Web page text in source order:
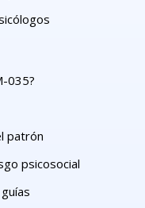
035?
patrón
psicosocial